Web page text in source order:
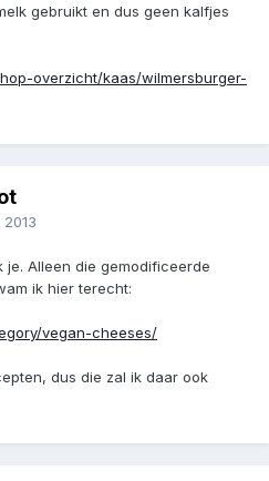
gebruikt en dus geen kalfjes
overzicht/kaas/wilmersburger-
je. Alleen die gemodificeerde
ik hier terecht:
vegan-cheeses/
dus die zal ik daar ook